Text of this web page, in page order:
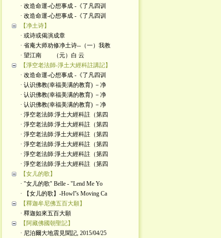
· 改造命運-心想事成 -《了凡四训
· 改造命運-心想事成 -《了凡四训
【净土诗】
· 或诗或偈演成章
· 省庵大师劝修净土诗--（一）我教
· 望江南 （元）白 云
【淨空老法師-淨土大經科註講記】
· 改造命運-心想事成 -《了凡四训
· 认识佛教(幸福美满的教育) －净
· 认识佛教(幸福美满的教育) －净
· 认识佛教(幸福美满的教育) －净
· 淨空老法師:淨土大經科註（第四
· 淨空老法師:淨土大經科註（第四
· 淨空老法師:淨土大經科註（第四
· 淨空老法師:淨土大經科註（第四
· 淨空老法師:淨土大經科註（第四
· 淨空老法師:淨土大經科註（第四
【女儿的歌】
· "女儿的歌" Belle - "Lend Me Yo
· 【女儿的歌】-Howl''s Moving Ca
【釋迦牟尼佛五百大願】
· 釋迦如來五百大願
【阿藏佛國朝聖記】
· 尼泊爾大地震見聞記, 2015/04/25